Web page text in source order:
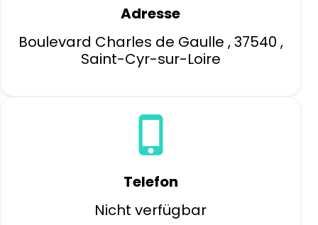
Adresse
Boulevard Charles de Gaulle , 37540 ,
Saint-Cyr-sur-Loire
Telefon
Nicht verfügbar